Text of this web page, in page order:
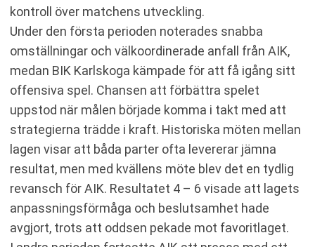
kontroll över matchens utveckling.
Under den första perioden noterades snabba
omställningar och välkoordinerade anfall från AIK,
medan BIK Karlskoga kämpade för att få igång sitt
offensiva spel. Chansen att förbättra spelet
uppstod när målen började komma i takt med att
strategierna trädde i kraft. Historiska möten mellan
lagen visar att båda parter ofta levererar jämna
resultat, men med kvällens möte blev det en tydlig
revansch för AIK. Resultatet 4 – 6 visade att lagets
anpassningsförmåga och beslutsamhet hade
avgjort, trots att oddsen pekade mot favoritlaget.